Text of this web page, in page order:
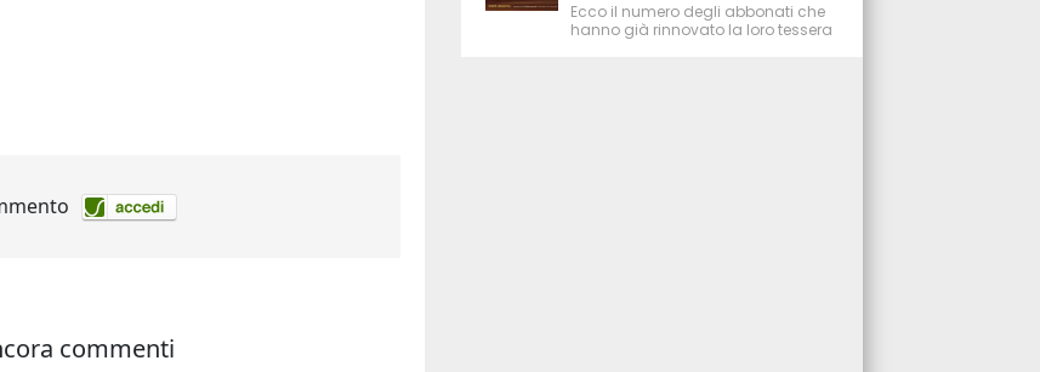
Ecco il numero degli abbonati che
hanno già rinnovato la loro tessera